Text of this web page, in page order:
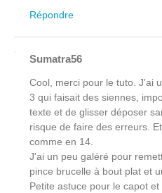
Répondre
Sumatra56
Cool, merci pour le tuto. J'ai
3 qui faisait des siennes,
texte et de glisser déposer
risque de faire des erreurs.
comme en 14.
J'ai un peu galéré pour
pince brucelle à bout plat et
Petite astuce pour le capot